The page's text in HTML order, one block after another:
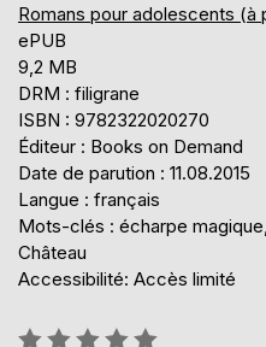
Romans pour adolescents (à
ePUB
9,2 MB
DRM : filigrane
ISBN : 9782322020270
Éditeur : Books on Demand
Date de parution : 11.08.2015
Langue : français
Mots-clés : écharpe
Château
Accessibilité: Accès limité
Évaluation: